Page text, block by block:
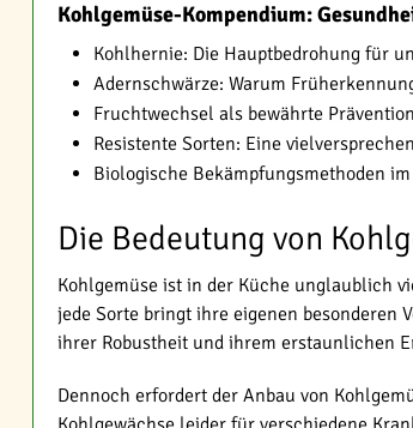
Kohlgemüse-Kompendium:
Kohlhernie: Die Hauptbedrohung für
Adernschwärze: Warum
Fruchtwechsel als bewährte
Resistente Sorten: Eine
Biologische Bekämpfungsmethoden
Die Bedeutung von
Kohlgemüse ist in der Küche unglaublich
jede Sorte bringt ihre eigenen besonderen
ihrer Robustheit und ihrem erstaunlichen
Dennoch erfordert der Anbau von